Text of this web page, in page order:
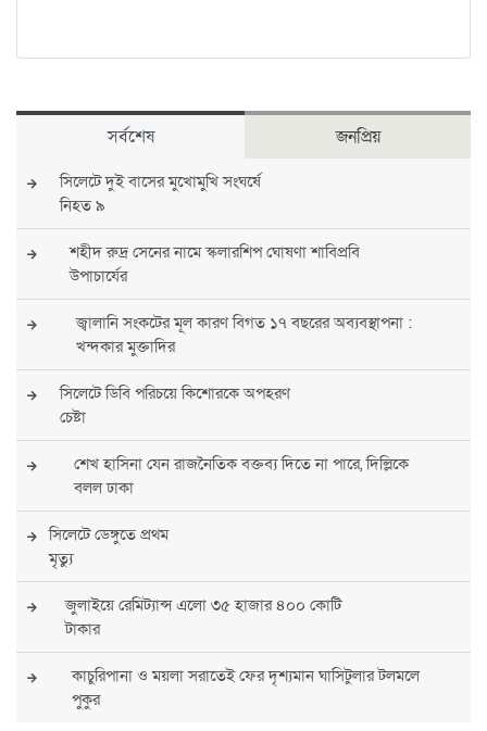
সর্বশেষ জনপ্রিয়
সিলেটে দুই বাসের মুখোমুখি সংঘর্ষে
নিহত ৯
শহীদ রুদ্র সেনের নামে স্কলারশিপ ঘোষণা শাবিপ্রবি
উপাচার্যের
জ্বালানি সংকটের মূল কারণ বিগত ১৭ বছরের অব্যবস্থাপনা :
খন্দকার মুক্তাদির
সিলেটে ডিবি পরিচয়ে কিশোরকে অপহরণ
চেষ্টা
শেখ হাসিনা যেন রাজনৈতিক বক্তব্য দিতে না পারে, দিল্লিকে
বলল ঢাকা
সিলেটে ডেঙ্গুতে প্রথম
মৃত্যু
জুলাইয়ে রেমিট্যান্স এলো ৩৫ হাজার ৪০০ কোটি
টাকার
কাচুরিপানা ও ময়লা সরাতেই ফের দৃশ্যমান ঘাসিটুলার টলমলে
পুকুর